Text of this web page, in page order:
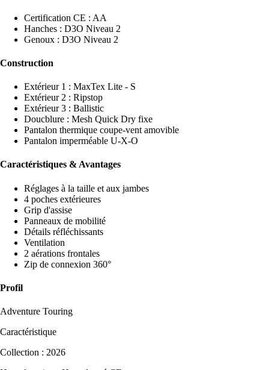
Certification CE : AA
Hanches : D3O Niveau 2
Genoux : D3O Niveau 2
Construction
Extérieur 1 : MaxTex Lite - S
Extérieur 2 : Ripstop
Extérieur 3 : Ballistic
Doucblure : Mesh Quick Dry fixe
Pantalon thermique coupe-vent amovible
Pantalon imperméable U-X-O
Caractéristiques & Avantages
Réglages à la taille et aux jambes
4 poches extérieures
Grip d'assise
Panneaux de mobilité
Détails réfléchissants
Ventilation
2 aérations frontales
Zip de connexion 360°
Profil
Adventure Touring
Caractéristique
Collection : 2026